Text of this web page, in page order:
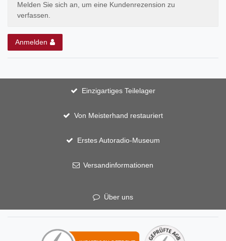
Melden Sie sich an, um eine Kundenrezension zu
verfassen.
Anmelden
Einzigartiges Teilelager
Von Meisterhand restauriert
Erstes Autoradio-Museum
Versandinformationen
Über uns